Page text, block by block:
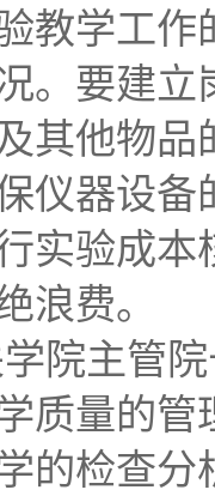
教学工
。要建
其他物
仪器设
实验成
浪费。
院主管
质量的
的检查